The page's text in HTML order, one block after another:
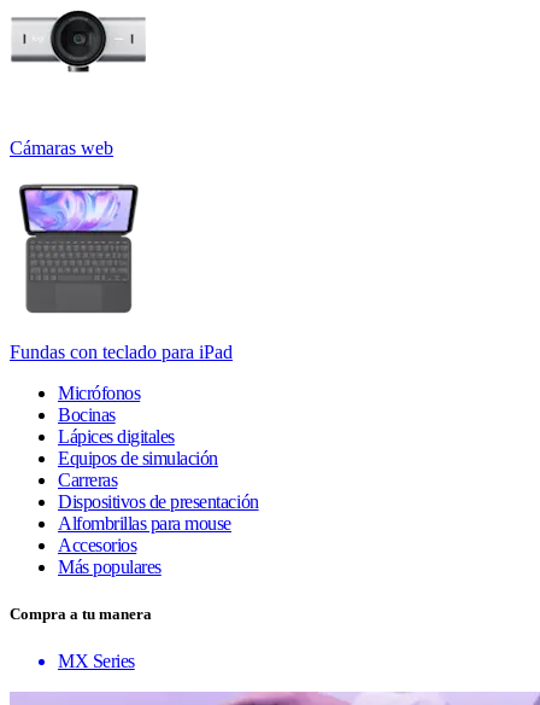
Cámaras web
Fundas con teclado para iPad
Micrófonos
Bocinas
Lápices digitales
Equipos de simulación
Carreras
Dispositivos de presentación
Alfombrillas para mouse
Accesorios
Más populares
Compra a tu manera
MX Series